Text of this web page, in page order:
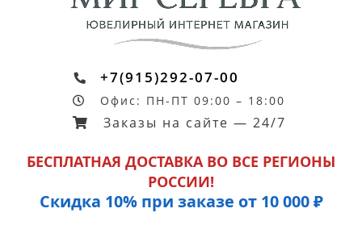
+7(915)292-07-00
Офис: ПН-ПТ 09:00 – 18:00
Заказы на сайте — 24/7
БЕСПЛАТНАЯ ДОСТАВКА ВО ВСЕ РЕГИОНЫ
РОССИИ!
Скидка 10% при заказе от 10 000 ₽